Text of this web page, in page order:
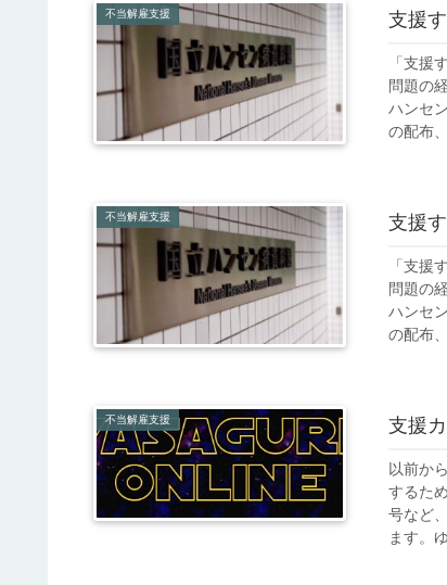
不当解雇支援 支援
「支援
問題の
ハンセ
の配布
不当解雇支援 支援
「支援
問題の
ハンセ
の配布
不当解雇支援 支援
以前か
するた
号など
ます。